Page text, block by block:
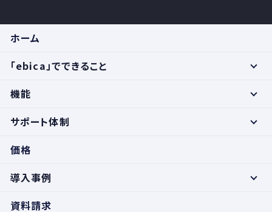
ホーム
「ebica」でできること
機能
サポート体制
価格
導入事例
資料請求